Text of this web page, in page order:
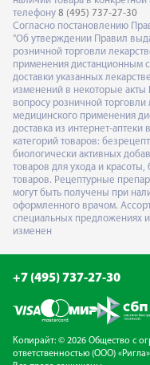
телефону 8 (495) 737-27-30
Согласно постановлению
"Об утверждении Правил
розничной торговли
применения дистанционным
доставки указанных
изменений в некоторые акты
вопросу розничной
медицинского применения
доставка из интернет-
категорий товаров:
биологически активных
товаров для ухода и
товаров. Рецептурные
могут быть получены при
оформленного врачом.
специальных предложениях
изменен
+7 (495) 737-27-30
Копирайт: © 2026 Общество с
ответственностью (ООО) «Ригла»